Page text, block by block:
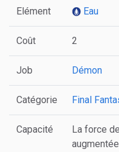
Elément Eau
Coût 2
Job Démon
Catégorie Final
Capacité
La force